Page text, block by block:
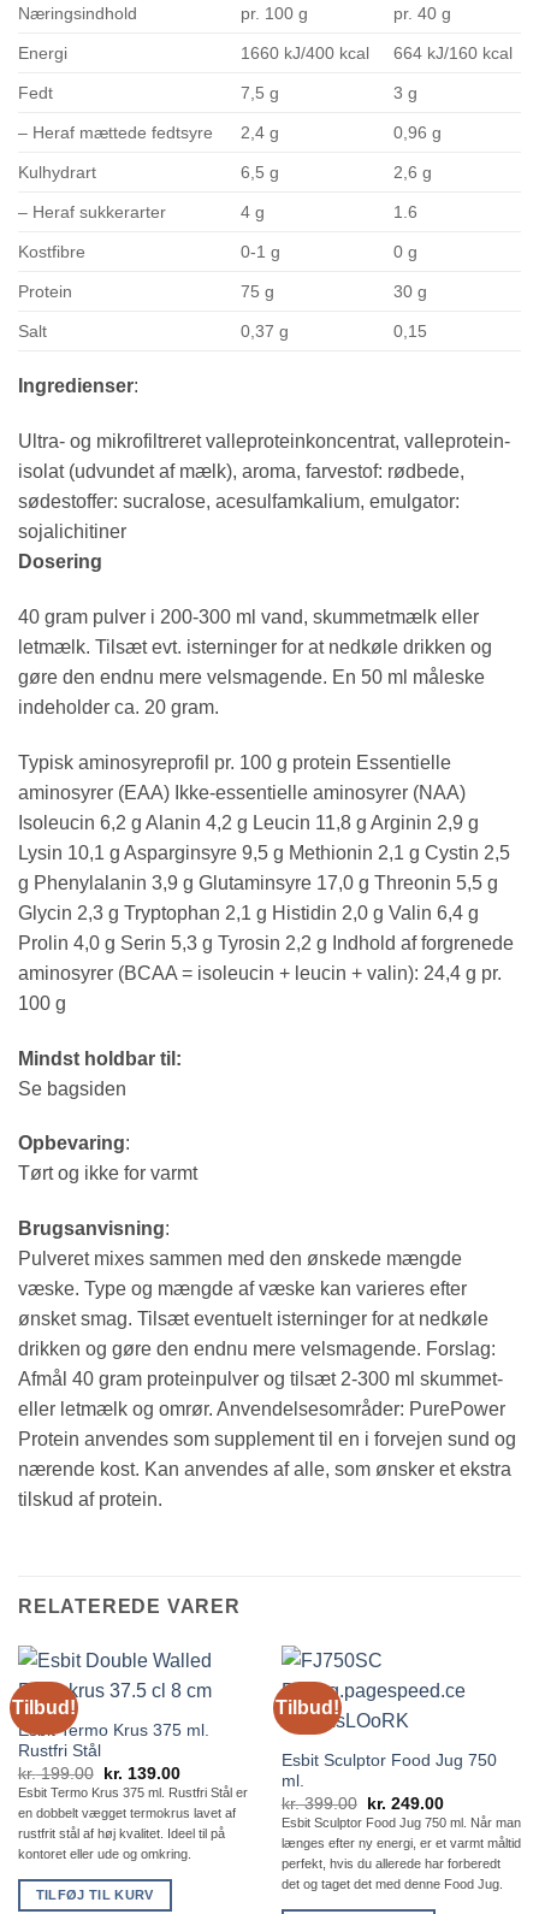
Næringsindhold pr. 100 g pr. 40 g
Energi 1660 kJ/400 kcal 664 kJ/160 kcal
Fedt 7,5 g 3 g
– Heraf mættede fedtsyre 2,4 g 0,96 g
Kulhydrart 6,5 g 2,6 g
– Heraf sukkerarter 4 g 1.6
Kostfibre 0-1 g 0 g
Protein 75 g 30 g
Salt 0,37 g 0,15
Ingredienser:
Ultra- og mikrofiltreret valleproteinkoncentrat, valleprotein-
isolat (udvundet af mælk), aroma, farvestof: rødbede,
sødestoffer: sucralose, acesulfamkalium, emulgator:
sojalichitiner
Dosering
40 gram pulver i 200-300 ml vand, skummetmælk eller
letmælk. Tilsæt evt. isterninger for at nedkøle drikken og
gøre den endnu mere velsmagende. En 50 ml måleske
indeholder ca. 20 gram.
Typisk aminosyreprofil pr. 100 g protein Essentielle
aminosyrer (EAA) Ikke-essentielle aminosyrer (NAA)
Isoleucin 6,2 g Alanin 4,2 g Leucin 11,8 g Arginin 2,9 g
Lysin 10,1 g Asparginsyre 9,5 g Methionin 2,1 g Cystin 2,5
g Phenylalanin 3,9 g Glutaminsyre 17,0 g Threonin 5,5 g
Glycin 2,3 g Tryptophan 2,1 g Histidin 2,0 g Valin 6,4 g
Prolin 4,0 g Serin 5,3 g Tyrosin 2,2 g Indhold af forgrenede
aminosyrer (BCAA = isoleucin + leucin + valin): 24,4 g pr.
100 g
Mindst holdbar til:
Se bagsiden
Opbevaring:
Tørt og ikke for varmt
Brugsanvisning:
Pulveret mixes sammen med den ønskede mængde
væske. Type og mængde af væske kan varieres efter
ønsket smag. Tilsæt eventuelt isterninger for at nedkøle
drikken og gøre den endnu mere velsmagende. Forslag:
Afmål 40 gram proteinpulver og tilsæt 2-300 ml skummet-
eller letmælk og omrør. Anvendelsesområder: PurePower
Protein anvendes som supplement til en i forvejen sund og
nærende kost. Kan anvendes af alle, som ønsker et ekstra
tilskud af protein.
RELATEREDE VARER
Tilbud!
Esbit Termo Krus 375 ml.
Rustfri Stål
kr.199.00
Den
oprindelige
pris
var:
kr. 199.00.
kr. 139.00Den
aktuelle
pris
er:
kr. 139.00.
Esbit Termo Krus 375 ml. Rustfri Stål er
en dobbelt vægget termokrus lavet af
rustfrit stål af høj kvalitet. Ideel til på
kontoret eller ude og omkring.
TILFØJ TIL KURV
Tilbud!
Esbit Sculptor Food Jug 750
ml.
kr.399.00
Den
oprindelige
pris
var:
kr. 399.00.
kr. 249.00Den
aktuelle
pris
er:
kr. 249.00.
Esbit Sculptor Food Jug 750 ml. Når man
længes efter ny energi, er et varmt måltid
perfekt, hvis du allerede har forberedt
det og taget det med denne Food Jug.